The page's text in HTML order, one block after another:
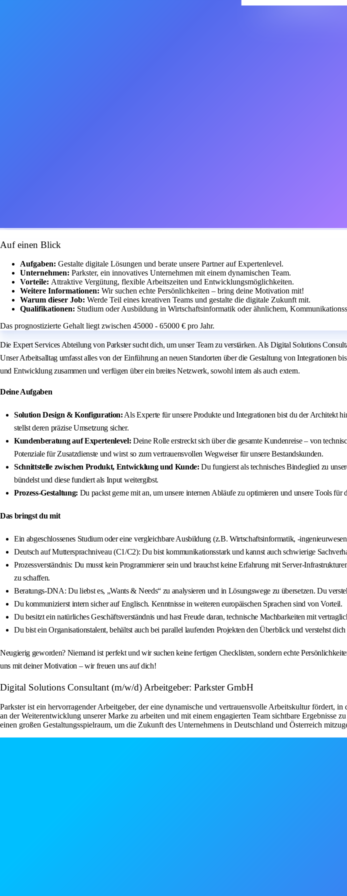
Auf einen Blick
Aufgaben: Gestalte digitale Lösungen und berate unsere Partner auf Expertenlevel.
Unternehmen: Parkster, ein innovatives Unternehmen mit einem dynamischen Team.
Vorteile: Attraktive Vergütung, flexible Arbeitszeiten und Entwicklungsmöglichkeiten.
Weitere Informationen: Wir suchen echte Persönlichkeiten – bring deine Motivation mit!
Warum dieser Job: Werde Teil eines kreativen Teams und gestalte die digitale Zukunft mit.
Qualifikationen: Studium oder Ausbildung in Wirtschaftsinformatik oder ähnlichem,
Das prognostizierte Gehalt liegt zwischen 45000 - 65000 € pro Jahr.
Die Expert Services Abteilung von Parkster sucht dich, um unser Team zu verstärken. Als Digital Solutions
Unser Arbeitsalltag umfasst alles von der Einführung an neuen Standorten über die Gestaltung von
und Entwicklung zusammen und verfügen über ein breites Netzwerk, sowohl intern als auch extern.
Deine Aufgaben
Solution Design & Konfiguration: Als Experte für unsere Produkte und Integrationen bist du der Architekt
stellst deren präzise Umsetzung sicher.
Kundenberatung auf Expertenlevel: Deine Rolle erstreckt sich über die gesamte Kundenreise – von
Potenziale für Zusatzdienste und wirst so zum vertrauensvollen Wegweiser für unsere Bestandskunden.
Schnittstelle zwischen Produkt, Entwicklung und Kunde: Du fungierst als technisches Bindeglied zu
bündelst und diese fundiert als Input weitergibst.
Prozess-Gestaltung: Du packst gerne mit an, um unsere internen Abläufe zu optimieren und unsere Tools für
Das bringst du mit
Ein abgeschlossenes Studium oder eine vergleichbare Ausbildung (z.B. Wirtschaftsinformatik, -
Deutsch auf Muttersprachniveau (C1/C2): Du bist kommunikationsstark und kannst auch schwierige
Prozessverständnis: Du musst kein Programmierer sein und brauchst keine Erfahrung mit Server-
zu schaffen.
Beratungs-DNA: Du liebst es, „Wants & Needs“ zu analysieren und in Lösungswege zu übersetzen. Du
Du kommunizierst intern sicher auf Englisch. Kenntnisse in weiteren europäischen Sprachen sind von Vorteil.
Du besitzt ein natürliches Geschäftsverständnis und hast Freude daran, technische Machbarkeiten mit
Du bist ein Organisationstalent, behältst auch bei parallel laufenden Projekten den Überblick und verstehst
Neugierig geworden? Niemand ist perfekt und wir suchen keine fertigen Checklisten, sondern echte
uns mit deiner Motivation – wir freuen uns auf dich!
Digital Solutions Consultant (m/w/d) Arbeitgeber: Parkster GmbH
Parkster ist ein hervorragender Arbeitgeber, der eine dynamische und vertrauensvolle Arbeitskultur
an der Weiterentwicklung unserer Marke zu arbeiten und mit einem engagierten Team sichtbare
einen großen Gestaltungsspielraum, um die Zukunft des Unternehmens in Deutschland und Österreich